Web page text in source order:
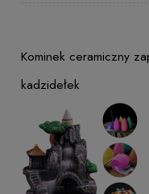
Kominek ceramiczny
kadzidełek